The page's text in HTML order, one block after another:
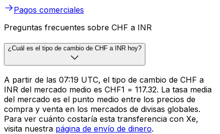
Pagos comerciales
Preguntas frecuentes sobre CHF a INR
¿Cuál es el tipo de cambio de CHF a INR hoy?
A partir de las 07:19 UTC, el tipo de cambio de CHF a
INR del mercado medio es CHF1 = ₹117.32. La tasa media
del mercado es el punto medio entre los precios de
compra y venta en los mercados de divisas globales.
Para ver cuánto costaría esta transferencia con Xe,
visita nuestra página de envío de dinero.